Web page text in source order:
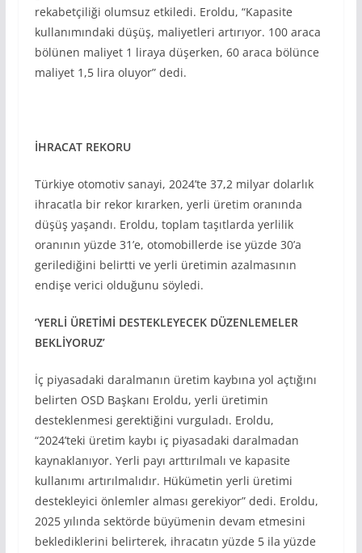
rekabetçiliği olumsuz etkiledi. Eroldu, “Kapasite
kullanımındaki düşüş, maliyetleri artırıyor. 100 araca
bölünen maliyet 1 liraya düşerken, 60 araca bölünce
maliyet 1,5 lira oluyor” dedi.
İHRACAT REKORU
Türkiye otomotiv sanayi, 2024’te 37,2 milyar dolarlık
ihracatla bir rekor kırarken, yerli üretim oranında
düşüş yaşandı. Eroldu, toplam taşıtlarda yerlilik
oranının yüzde 31’e, otomobillerde ise yüzde 30’a
gerilediğini belirtti ve yerli üretimin azalmasının
endişe verici olduğunu söyledi.
‘YERLİ ÜRETİMİ DESTEKLEYECEK DÜZENLEMELER
BEKLİYORUZ’
İç piyasadaki daralmanın üretim kaybına yol açtığını
belirten OSD Başkanı Eroldu, yerli üretimin
desteklenmesi gerektiğini vurguladı. Eroldu,
“2024’teki üretim kaybı iç piyasadaki daralmadan
kaynaklanıyor. Yerli payı arttırılmalı ve kapasite
kullanımı artırılmalıdır. Hükümetin yerli üretimi
destekleyici önlemler alması gerekiyor” dedi. Eroldu,
2025 yılında sektörde büyümenin devam etmesini
beklediklerini belirterek, ihracatın yüzde 5 ila yüzde